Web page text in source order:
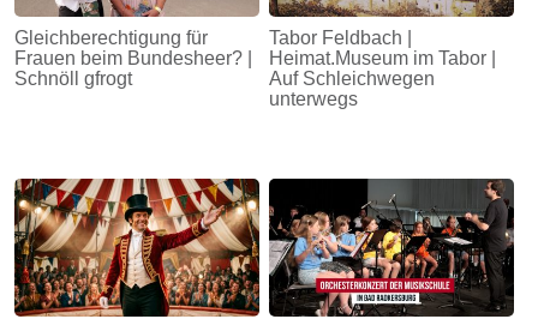
Gleichberechtigung für
Frauen beim Bundesheer? |
Schnöll gfrogt
Tabor Feldbach |
Heimat.Museum im Tabor |
Auf Schleichwegen
unterwegs